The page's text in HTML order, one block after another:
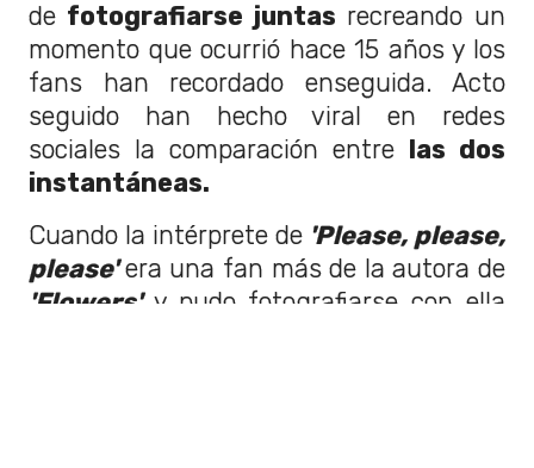
de fotografiarse juntas recreando un
momento que ocurrió hace 15 años y los
fans han recordado enseguida. Acto
seguido han hecho viral en redes
sociales la comparación entre las dos
instantáneas.
Cuando la intérprete de 'Please, please,
please' era una fan más de la autora de
'Flowers' y pudo fotografiarse con ella